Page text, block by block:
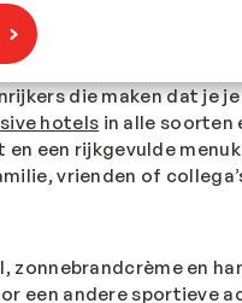
uitnodigende
die maken dat je
hotels in alle soorten
een rijkgevulde
vrienden of
zonnebrandcrème en
een andere sportieve